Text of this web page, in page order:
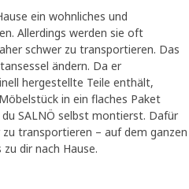
Produktionsstätte bis hin
Zwar musst du SALNÖ
ich hoffe, dass du dich
wirst, dass du einen Beitrag
und zur Erhaltung der
geleistet hast“, erklärt
Lächeln.
ein wohnliches und
Allerdings werden sie oft
schwer zu transportieren. Das
ändern. Da er
hergestellte Teile enthält,
in ein flaches Paket
SALNÖ selbst montierst. Dafür
transportieren – auf dem ganzen
dir nach Hause.